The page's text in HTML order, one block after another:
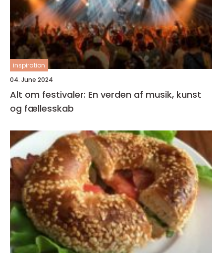
inspiration
04. June 2024
Alt om festivaler: En verden af musik, kunst
og fællesskab